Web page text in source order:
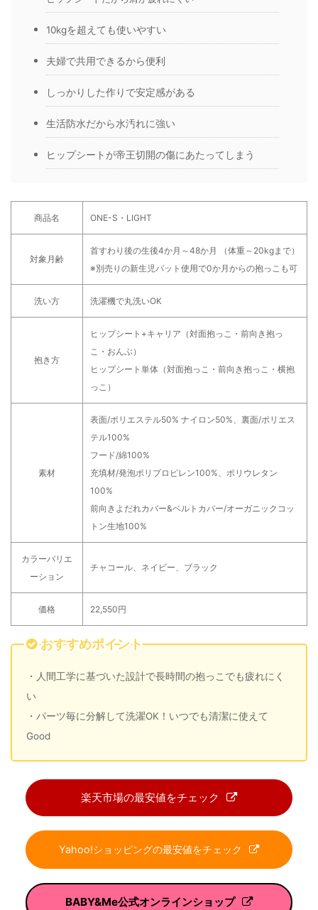
10kgを超えても使いやすい
夫婦で共用できるから便利
しっかりした作りで安定感がある
生活防水だから水汚れに強い
ヒップシートが帝王切開の傷にあたってしまう
商品名 ONE-S・LIGHT
対象月齢
首すわり後の生後4か月～48か月 （体重～20kgまで）
※別売りの新生児パット使用で0か月からの抱っこも可
洗い方 洗濯機で丸洗いOK
抱き方
ヒップシート+キャリア（対面抱っこ・前向き抱っ
こ・おんぶ）
ヒップシート単体（対面抱っこ・前向き抱っこ・横抱
っこ）
素材
表面/ポリエステル50% ナイロン50%、裏面/ポリエス
テル100%
フード/綿100%
充填材/発泡ポリプロピレン100%、ポリウレタン
100%
前向きよだれカバー&ベルトカバー/オーガニックコッ
トン生地100%
カラーバリエ
ーション
チャコール、ネイビー、ブラック
価格 22,550円
おすすめポイント
・人間工学に基づいた設計で長時間の抱っこでも疲れにく
い
・パーツ毎に分解して洗濯OK！いつでも清潔に使えて
Good
楽天市場の最安値をチェック
Yahoo!ショッピングの最安値をチェック
BABY&Me公式オンラインショップ